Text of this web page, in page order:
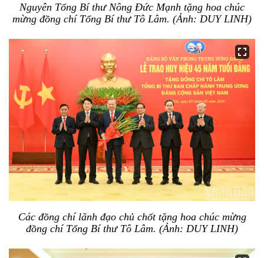
Nguyên Tổng Bí thư Nông Đức Mạnh tặng hoa chúc
mừng đồng chí Tổng Bí thư Tô Lâm. (Ảnh: DUY LINH)
Các đồng chí lãnh đạo chủ chốt tặng hoa chúc mừng
đồng chí Tổng Bí thư Tô Lâm. (Ảnh: DUY LINH)